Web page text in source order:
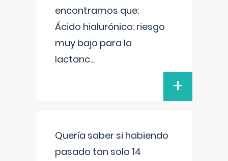
encontramos que:
Ácido hialurónico: riesgo
muy bajo para la
lactanc...
+
Quería saber si habiendo
pasado tan solo 14